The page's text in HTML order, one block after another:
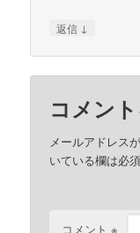
返信 ↓
コメン
メールアドレス
いている欄は必
コメント※